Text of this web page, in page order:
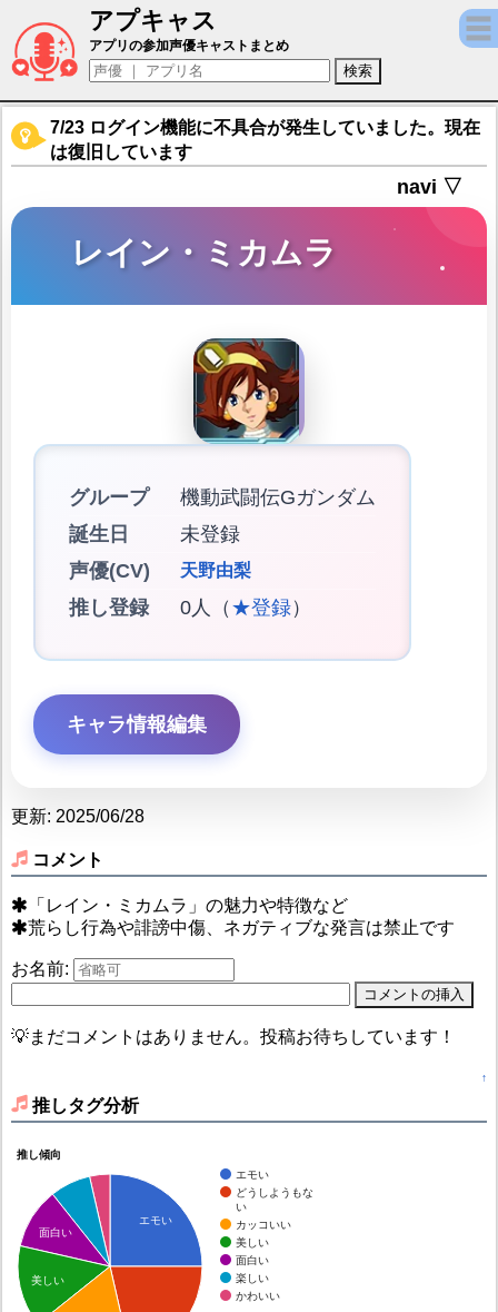
アプキャス
レイン・ミカムラ（声優：天野由梨)【SDガ
アプリの参加声優キャストまとめ
7/23 ログイン機能に不具合が発生していました。現在
は復旧しています
navi ▽
レイン・ミカムラ
グループ
機動武闘伝Gガンダム
誕生日
未登録
声優(CV)
天野由梨
推し登録 0人（ ★登録）
キャラ情報編集
更新: 2025/06/28
コメント
「レイン・ミカムラ」の魅力や特徴など
荒らし行為や誹謗中傷、ネガティブな発言は禁止です
お名前:
💡まだコメントはありません。投稿お待ちしています！
↑
推しタグ分析
推し傾向
エモい
どうしようもな
い
カッコいい
美しい
面白い
楽しい
かわいい
エモい
面白い
美しい